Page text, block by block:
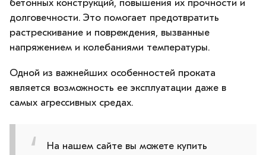
бетонных конструкций, повышения их прочности и
долговечности. Это помогает предотвратить
растрескивание и повреждения, вызванные
напряжением и колебаниями температуры.
Одной из важнейших особенностей проката
является возможность ее эксплуатации даже в
самых агрессивных средах.
На нашем сайте вы можете купить